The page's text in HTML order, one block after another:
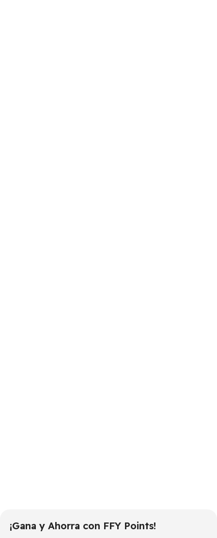
¡Gana y Ahorra con FFY Points!